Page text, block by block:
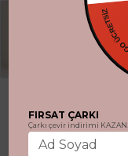
KARGO ÜCRETSİZ
FIRSAT ÇARKI
Çarkı çevir indirimi KAZAN!